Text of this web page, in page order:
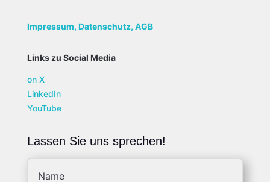
Impressum, Datenschutz, AGB
Links zu Social Media
on X
LinkedIn
YouTube
Lassen Sie uns sprechen!